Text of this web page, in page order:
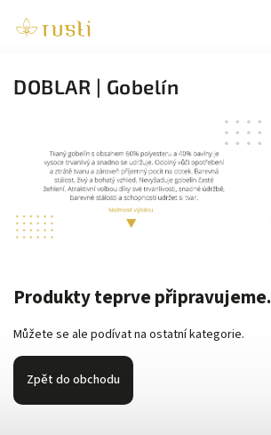
DOBLAR | Gobelín
Produkty teprve připravujeme.
Můžete se ale podívat na ostatní kategorie.
Zpět do obchodu